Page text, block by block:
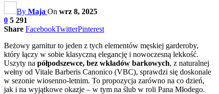
By Maja On wrz 8, 2025
0 5 291
Share FacebookTwitterPinterest
Beżowy garnitur to jeden z tych elementów męskiej garderoby,
który łączy w sobie klasyczną elegancję i nowoczesną lekkość.
Uszyty na półpodszewce, bez wkładów barkowych, z naturalnej
wełny od Vitale Barberis Canonico (VBC), sprawdzi się doskonale
w sezonie wiosenno-letnim. To propozycja zarówno na co dzień,
jak i na wyjątkowe okazje – w tym na ślub w roli Pana Młodego.